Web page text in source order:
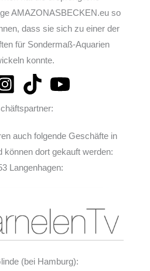
AMAZONASBECKEN.eu so
dass sie sich zu einer der
für Sondermaß-Aquarien
konnte.
auch folgende Geschäfte in
können dort gekauft werden:
Langenhagen:
(bei Hamburg):